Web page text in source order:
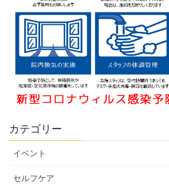
カテゴリー
イベント
セルフケア